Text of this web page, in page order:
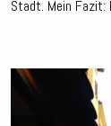
Stadt. Mein Fazit: